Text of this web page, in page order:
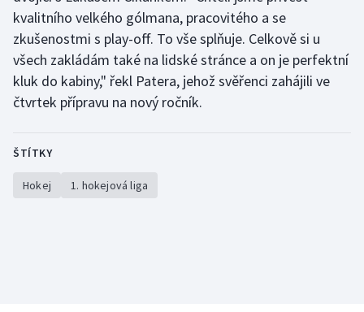
Veslování
Vodní slalom
Volejbal
Ostatní
kvalitního velkého gólmana, pracovitého a se
zkušenostmi s play-off. To vše splňuje. Celkově si u
všech zakládám také na lidské stránce a on je perfektní
kluk do kabiny," řekl Patera, jehož svěřenci zahájili ve
čtvrtek přípravu na nový ročník.
ŠTÍTKY
Hokej 1. hokejová liga